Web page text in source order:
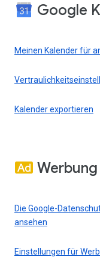
Google
Meinen Kalender für
Kalender exportieren
Werbung
Die Google-
ansehen
Einstellungen für